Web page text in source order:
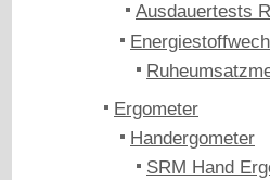
Ausdauertests
Ergometer
Handergometer
SRM Hand